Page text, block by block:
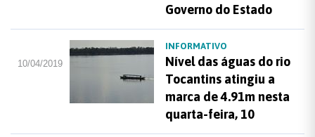
Governo do Estado
10/04/2019
INFORMATIVO
Nível das águas do rio
Tocantins atingiu a
marca de 4.91m nesta
quarta-feira, 10